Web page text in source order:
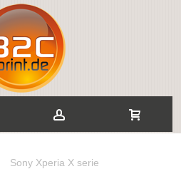
Sony Xperia X serie